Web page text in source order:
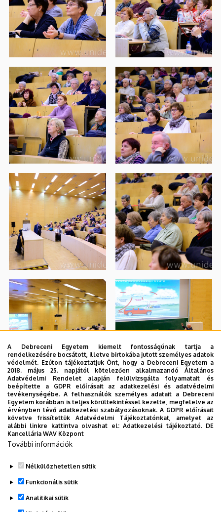
A Debreceni Egyetem kiemelt fontosságúnak tartja a
rendelkezésére bocsátott, illetve birtokába jutott személyes adatok
védelmét. Ezúton tájékoztatjuk Önt, hogy a Debreceni Egyetem a
2018. május 25. napjától kötelezően alkalmazandó Általános
Adatvédelmi Rendelet alapján felülvizsgálta folyamatait és
beépítette a GDPR előírásait az adatkezelési és adatvédelmi
tevékenységébe. A felhasználók személyes adatait a Debreceni
Egyetem korábban is teljes körültekintéssel kezelte, megfelelve az
érvényben lévő adatkezelési szabályozásoknak. A GDPR előírásait
követve frissítettük Adatvédelmi Tájékoztatónkat, amelyet az
alábbi linkre kattintva olvashat el:Adatkezelési tájékoztató. DE
Kancellária WAV Központ
További információk
Nélkülözhetetlen sütik
Funkcionális sütik
Analitikai sütik